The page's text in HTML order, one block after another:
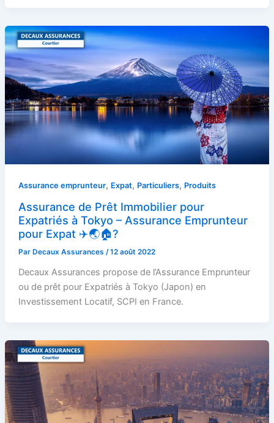
Assurance emprunteur, Expat, Particuliers, Produits
Assurance de Prêt Immobilier pour
Expatriés à Tokyo – Assurance Emprunteur
pour Expat ✈️🌏🏠?
Par Decaux Assurances /12 août 2022
Decaux Assurances propose de l’Assurance Emprunteur
ou de prêt pour Expatriés à Tokyo (Japon) en
Investissement Locatif, SCPI en France.